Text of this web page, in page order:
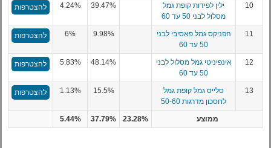
10
ילין לפידות קופת גמל
מסלול לבני 50 עד 60
39.47%
4.24% להצטרפות
11
הפניקס גמל פאסיבי לבני
50 עד 60
9.98%
6% להצטרפות
12
אינפיניטי גמל מסלול לבני
50 עד 60
48.14%
5.83% להצטרפות
13
סלייס גמל קופת גמל
לחסכון מדרגות 50-60
15.5%
1.13% להצטרפות
ממוצע 23.28%
37.79%
5.44%